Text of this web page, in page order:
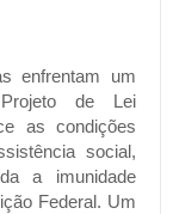
enfrentam um
de Lei
as condições
social,
a imunidade
Federal. Um